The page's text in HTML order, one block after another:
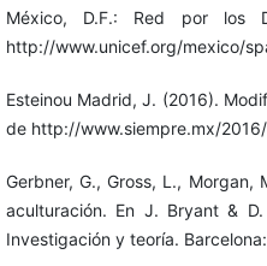
México, D.F.: Red por los
http://www.unicef.org/mexico/
Esteinou Madrid, J. (2016).
de http://www.siempre.mx/
Gerbner, G., Gross, L.,
aculturación. En J. Bryant &
Investigación y teoría.